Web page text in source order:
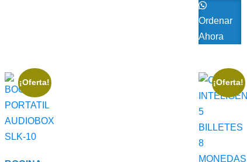
UPS 12/4
Ordenar
Ahora
¡Oferta! ¡Oferta!